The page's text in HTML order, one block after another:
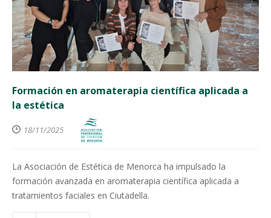
Formación en aromaterapia científica aplicada a
la estética
18/11/2025
La Asociación de Estética de Menorca ha impulsado la
formación avanzada en aromaterapia científica aplicada a
tratamientos faciales en Ciutadella.